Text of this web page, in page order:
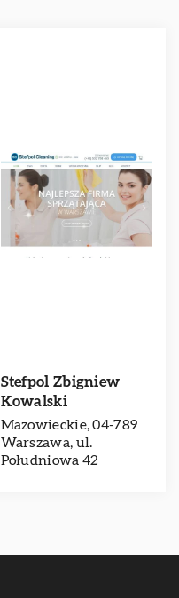
Stefpol Zbigniew
Kowalski
Mazowieckie, 04-789
Warszawa, ul.
Południowa 42